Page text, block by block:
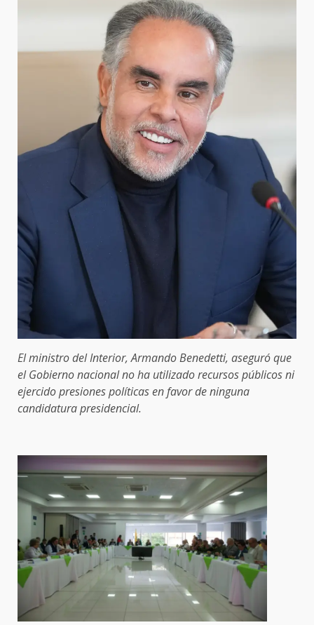
El ministro del Interior, Armando Benedetti, aseguró que
el Gobierno nacional no ha utilizado recursos públicos ni
ejercido presiones políticas en favor de ninguna
candidatura presidencial.